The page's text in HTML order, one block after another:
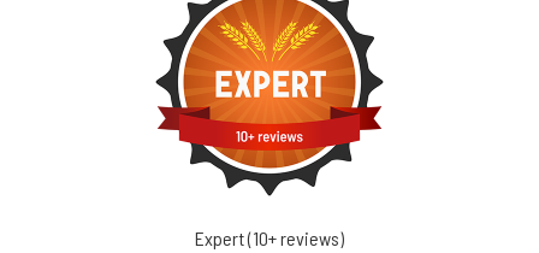
Expert (10+ reviews)